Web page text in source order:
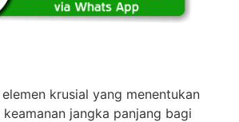
krusial yang menentukan
jangka panjang bagi